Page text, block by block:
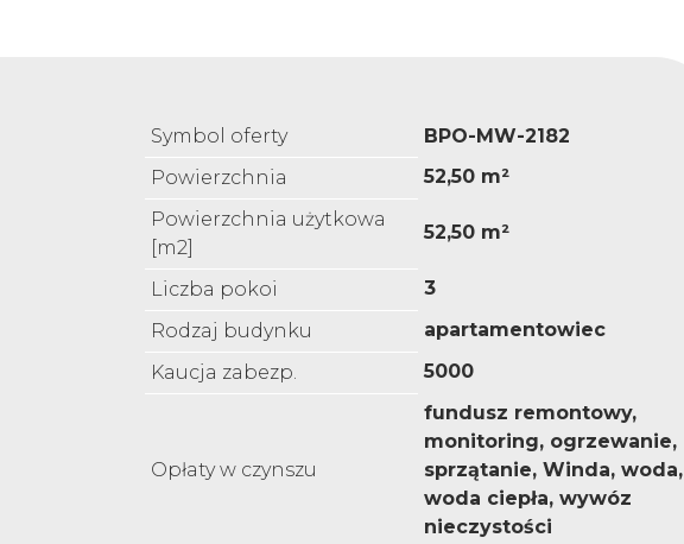
Symbol oferty
BPO-MW-2182
Powierzchnia
52,50 m²
Powierzchnia użytkowa
[m2]
52,50 m²
Liczba pokoi
3
Rodzaj budynku
apartamentowiec
Kaucja zabezp.
5000
Opłaty w czynszu
fundusz remontowy,
monitoring, ogrzewanie,
sprzątanie, Winda, woda,
woda ciepła, wywóz
nieczystości